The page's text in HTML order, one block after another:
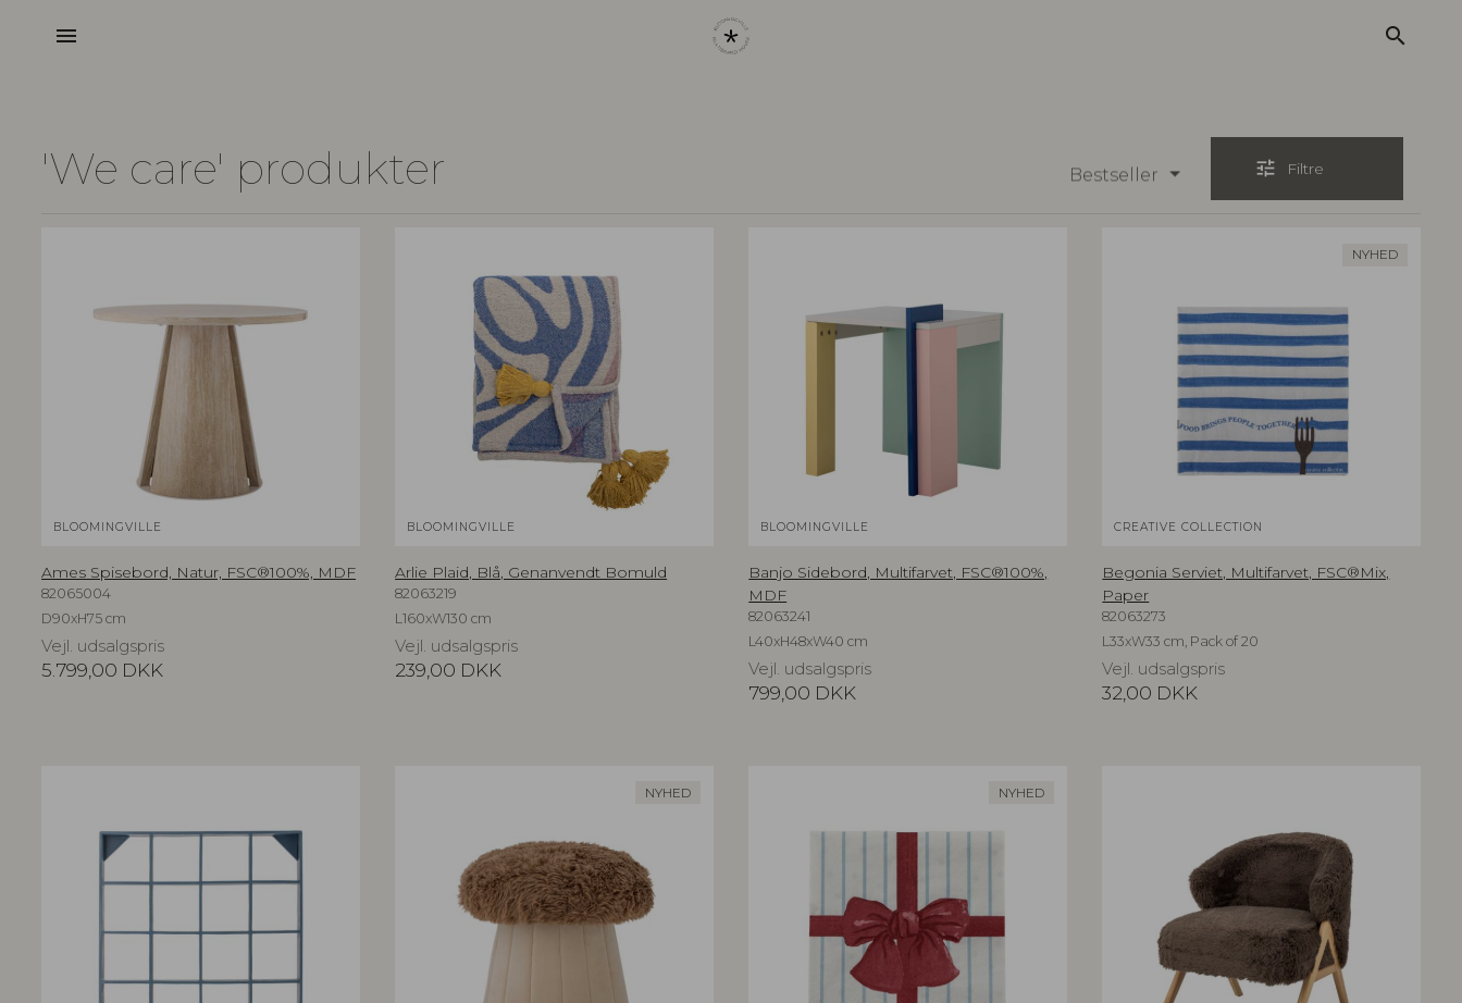
menu search
'We care' produkter Bestseller tune Filtre
BLOOMINGVILLE
Ames Spisebord, Natur, FSC®100%, MDF
82065004
D90xH75 cm
Vejl. udsalgspris
5.799,00 DKK
BLOOMINGVILLE
Arlie Plaid, Blå, Genanvendt Bomuld
82063219
L160xW130 cm
Vejl. udsalgspris
239,00 DKK
BLOOMINGVILLE
Banjo Sidebord, Multifarvet, FSC®100%,
MDF
82063241
L40xH48xW40 cm
Vejl. udsalgspris
799,00 DKK
NYHED
CREATIVE COLLECTION
Begonia Serviet, Multifarvet, FSC®Mix,
Paper
82063273
L33xW33 cm, Pack of 20
Vejl. udsalgspris
32,00 DKK
NYHED NYHED